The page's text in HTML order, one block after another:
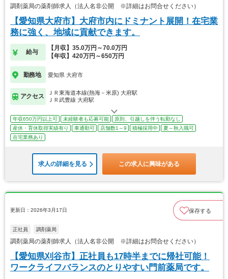
調剤薬局の薬剤師求人（法人名非公開 ※詳細はお問合せください）
【愛知県大府市】大府市内にドミナント展開！在宅業
務に強く、地域に貢献できます。
給与
【月収】35.0万円～70.0万円
【年収】420万円～650万円
勤務地 愛知県 大府市
アクセス
ＪＲ東海道本線(熱海－米原) 大府駅
ＪＲ武豊線 大府駅
年収650万円以上可 未経験者も応募可能
原則、引越しを伴う転勤なし
産休・育休取得実績有り
車通勤可 店舗数1～9 積極採用中
夏～秋入職可
在宅業務あり
求人の詳細を見る この求人に興味がある
更新日：2026年3月17日 保存する
正社員 調剤薬局
調剤薬局の薬剤師求人（法人名非公開 ※詳細はお問合せください）
【愛知県刈谷市】正社員も17時半までに帰社可能！
ワークライフバランスのとりやすい門前薬局です。